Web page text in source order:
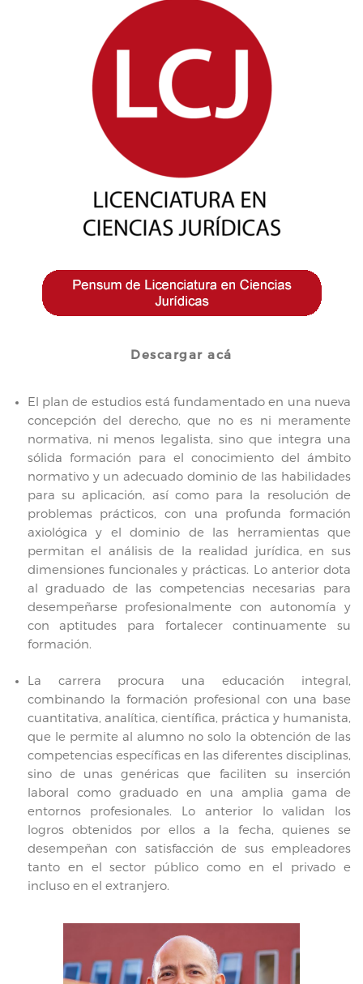
Descargar acá
El plan de estudios está fundamentado en una nueva
concepción del derecho, que no es ni meramente
normativa, ni menos legalista, sino que integra una
sólida formación para el conocimiento del ámbito
normativo y un adecuado dominio de las habilidades
para su aplicación, así como para la resolución de
problemas prácticos, con una profunda formación
axiológica y el dominio de las herramientas que
permitan el análisis de la realidad jurídica, en sus
dimensiones funcionales y prácticas. Lo anterior dota
al graduado de las competencias necesarias para
desempeñarse profesionalmente con autonomía y
con aptitudes para fortalecer continuamente su
formación.
La carrera procura una educación integral,
combinando la formación profesional con una base
cuantitativa, analítica, científica, práctica y humanista,
que le permite al alumno no solo la obtención de las
competencias específicas en las diferentes disciplinas,
sino de unas genéricas que faciliten su inserción
laboral como graduado en una amplia gama de
entornos profesionales. Lo anterior lo validan los
logros obtenidos por ellos a la fecha, quienes se
desempeñan con satisfacción de sus empleadores
tanto en el sector público como en el privado e
incluso en el extranjero.